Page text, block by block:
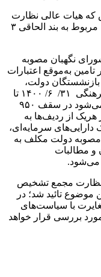
که هیات عالی نظارت
مجمع تشخیص به عدم مغایرت آن رای داد، مربوط به بند الحاقی ۳
نگهبان مصوبه
تامین به‌موقع اعتبارات
دولت،
بررسی و پرداخت مطالبات بازنشستگان فرهنگی ۳۱/ ۶/ ۱۴۰۰ تا
تاریخ ۳۰/ ۱۱/ ۱۴۰۰، به دولت اجازه داده می‌شود در سقف ۹۵۰
هریک از ردیف‌ها به
سرمایه‌ای،
مصوبه دولت مکلف به
مطالبات
نظارت مجمع تشخیص
تائید شد؛ در
با سیاست‌های
بررسی قرار خواهد